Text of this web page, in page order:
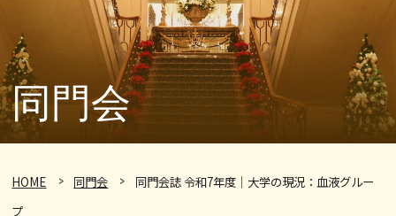
同門会
HOME 同門会
同門会誌 令和7年度｜大学の現況：血液グルー
プ